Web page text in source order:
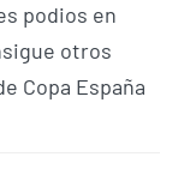
podios en
otros
Copa España